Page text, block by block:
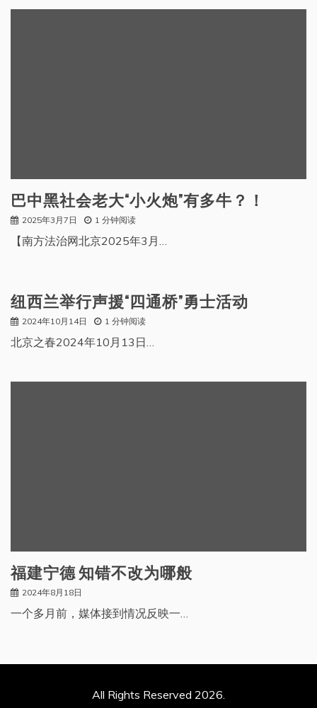
巴中黑社会老大“小火炮”有多牛？！
2025年3月7日 1 分钟阅读
【南方法治网北京2025年3月…
纽西兰举行声援“四通桥”勇士活动
2024年10月14日 1 分钟阅读
北京之春2024年10月13日…
福建宁德 知错不改为哪般
2024年8月18日
一个多月前，媒体接到情况反映一…
All Rights Reserved 2026.